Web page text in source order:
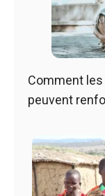
Comment
peuvent